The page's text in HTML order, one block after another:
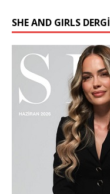
SHE AND GIRLS DERGİ